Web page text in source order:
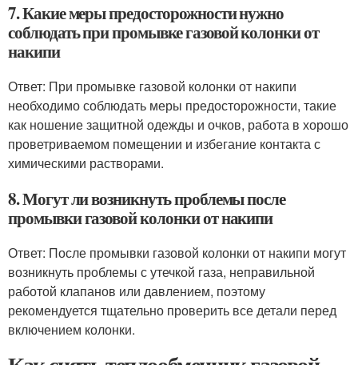
7. Какие меры предосторожности нужно
соблюдать при промывке газовой колонки от
накипи
Ответ: При промывке газовой колонки от накипи
необходимо соблюдать меры предосторожности, такие
как ношение защитной одежды и очков, работа в хорошо
проветриваемом помещении и избегание контакта с
химическими растворами.
8. Могут ли возникнуть проблемы после
промывки газовой колонки от накипи
Ответ: После промывки газовой колонки от накипи могут
возникнуть проблемы с утечкой газа, неправильной
работой клапанов или давлением, поэтому
рекомендуется тщательно проверить все детали перед
включением колонки.